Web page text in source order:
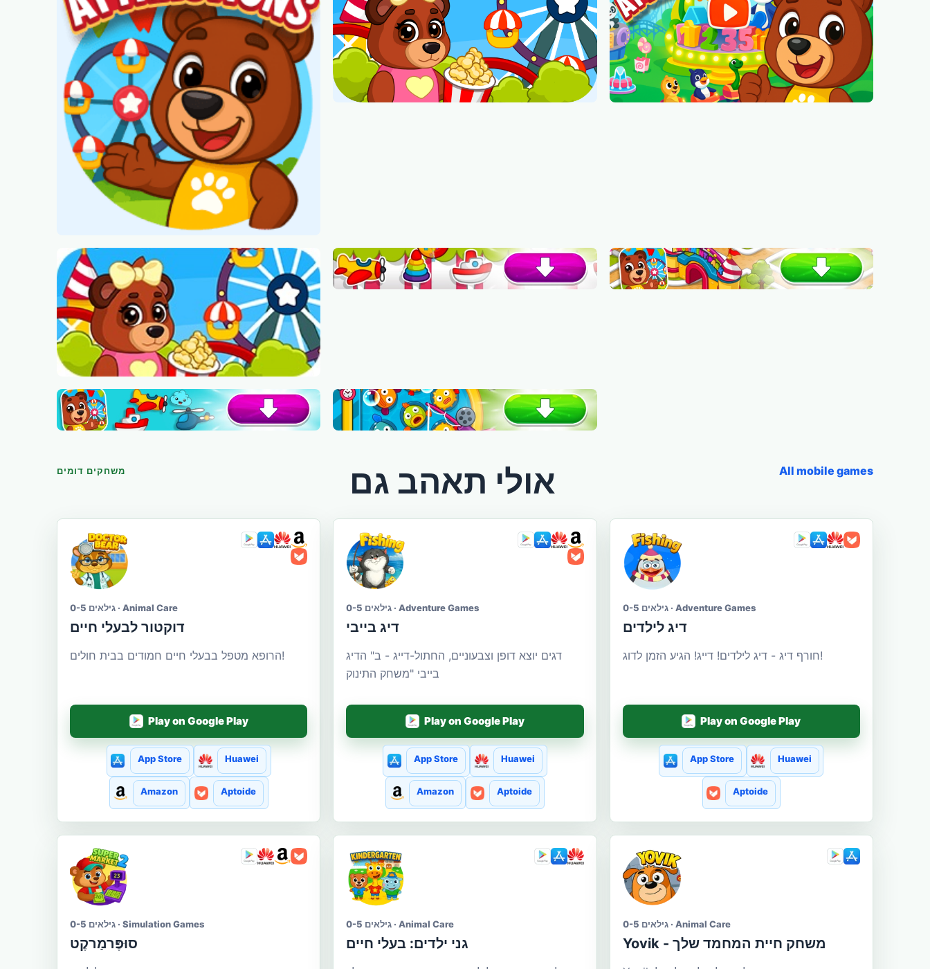
משחקים דומים אולי תאהב גם All mobile games
גילאים 0-5 · Animal Care
דוקטור לבעלי חיים
הרופא מטפל בבעלי חיים חמודים בבית חולים!
Play on Google Play
App Store Huawei
Amazon Aptoide
גילאים 0-5 · Adventure Games
דיג בייבי
דגים יוצא דופן וצבעוניים, החתול-דייג - ב" הדיג
בייבי "משחק התינוק
Play on Google Play
App Store Huawei
Amazon Aptoide
גילאים 0-5 · Adventure Games
דיג לילדים
חורף דיג - דיג לילדים! דייג! הגיע הזמן לדוג!
Play on Google Play
App Store Huawei
Aptoide
גילאים 0-5 · Simulation Games
סוּפֶּרמַרקֶט
גילאים 0-5 · Animal Care
גני ילדים: בעלי חיים
גילאים 0-5 · Animal Care
Yovik - משחק חיית המחמד שלך